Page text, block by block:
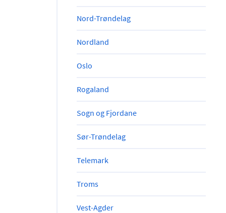
Nord-Trøndelag
Nordland
Oslo
Rogaland
Sogn og Fjordane
Sør-Trøndelag
Telemark
Troms
Vest-Agder